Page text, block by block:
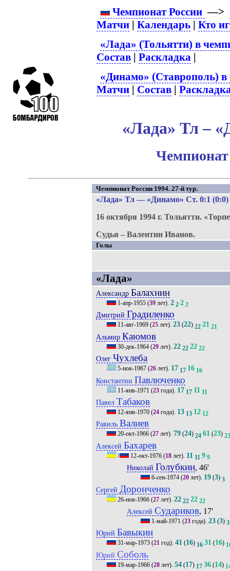
Чемпионат России —>
Матчи |Календарь |Кто
«Лада» (Тольятти) в
Состав |Раскладка |
«Динамо» (Ставрополь) в
Матчи | Состав |
«Лада» Тл –
Чемпионат
Чемпионат России 1994. 27-й тур.
«Лада» Тл— «Динамо» Ст. 0:1 (0:0)
16 октября 1994 г. Тольятти.
Судья – Валентин Иванов.
Голы
«Лада»
Александр Балахнин
1-апр-1955(39лет). 2 2 2 2
Дмитрий Градиленко
11-авг-1969(25лет). 23(22) 22 21 21
Альмир Каюмов
30-дек-1964(29лет). 22 22 22 22
Олег Чухлеба
5-ноя-1967(26лет). 17 17 16 16
Константин Павлюченко
11-янв-1971 (23года). 17 17 11 11
Павел Табаков
12-янв-1970(24года). 13 13 12 12
Равиль Валиев
20-окт-1966(27лет). 79(24) 24 61(23) 23
Алексей Бахарев
/ 12-окт-1976(18лет). 11 11 9 9
Николай Голубкин, 46'
6-сен-1974 (20 лет). 19 (3) 3
Сергей Доронченко
26-ноя-1966(27лет). 22 22 22 22
Алексей Судариков, 17'
1-май-1971 (23 года).23 (3) 3
Юрий Бавыкин
31-мар-1973(21год). 41(16) 16 31(16)
Юрий Соболь
19-мар-1966(28лет). 54(17) 17 36(14)